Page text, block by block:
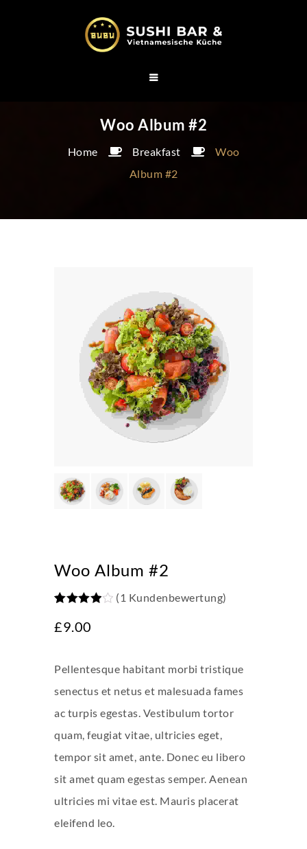
Woo Album #2
Home Breakfast
Woo
Album #2
Woo Album #2
mit 4.00
Kundenbewertung
( 1 Kundenbewertung)
£9.00
Pellentesque habitant morbi tristique
senectus et netus et malesuada fames
ac turpis egestas. Vestibulum tortor
quam, feugiat vitae, ultricies eget,
tempor sit amet, ante. Donec eu libero
sit amet quam egestas semper. Aenean
ultricies mi vitae est. Mauris placerat
eleifend leo.